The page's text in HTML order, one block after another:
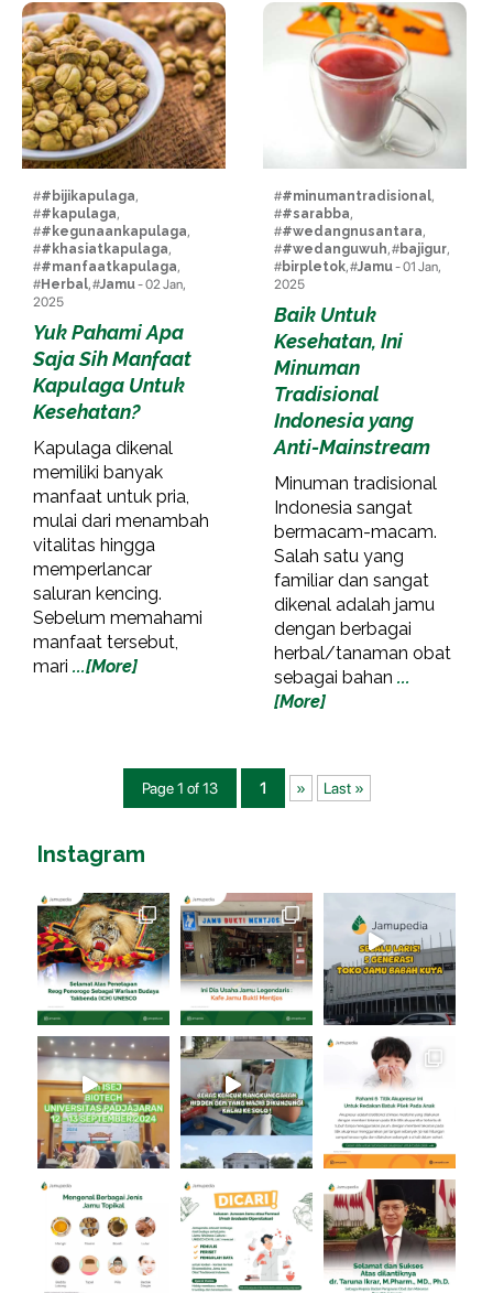
##bijikapulaga,
##kapulaga,
##kegunaankapulaga,
##khasiatkapulaga,
##manfaatkapulaga,
#Herbal, #Jamu- 02 Jan,
2025
Yuk Pahami Apa
Saja Sih Manfaat
Kapulaga Untuk
Kesehatan?
Kapulaga dikenal
memiliki banyak
manfaat untuk pria,
mulai dari menambah
vitalitas hingga
memperlancar
saluran kencing.
Sebelum memahami
manfaat tersebut,
mari ...[More]
##minumantradisional,
##sarabba,
##wedangnusantara,
##wedanguwuh, #bajigur,
#birpletok, #Jamu- 01 Jan,
2025
Baik Untuk
Kesehatan, Ini
Minuman
Tradisional
Indonesia yang
Anti-Mainstream
Minuman tradisional
Indonesia sangat
bermacam-macam.
Salah satu yang
familiar dan sangat
dikenal adalah jamu
dengan berbagai
herbal/tanaman obat
sebagai bahan ...
[More]
Page 1 of 13 1 » Last »
Instagram